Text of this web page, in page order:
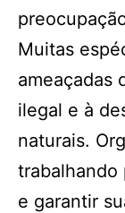
Muitas
ameaçadas
ilegal e à
naturais.
trabalhando
e garantir